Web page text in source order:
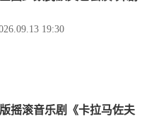
19:30
摇滚音乐剧《卡拉马佐夫